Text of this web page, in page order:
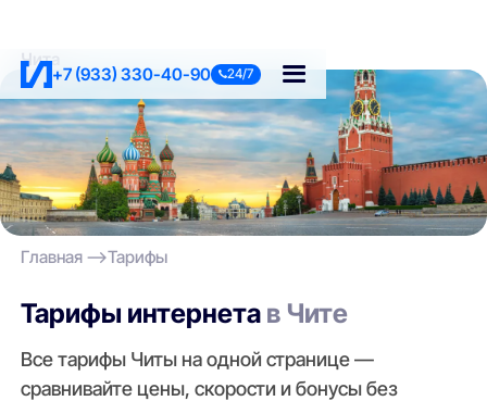
+7 (933) 330-40-90 24/7
Чита
Главная Тарифы
Тарифы интернета в Чите
Все тарифы Читы на одной странице —
сравнивайте цены, скорости и бонусы без